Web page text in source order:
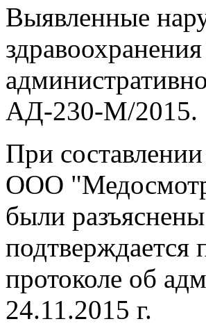
Выявленные
АД-230-М/2015.
При
ООО
были
протоколе об
24.11.2015 г.